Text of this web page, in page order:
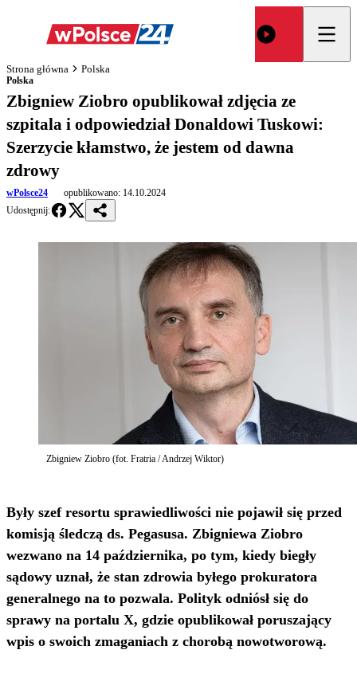
Strona główna Polska
Polska
Zbigniew Ziobro opublikował zdjęcia ze
szpitala i odpowiedział Donaldowi Tuskowi:
Szerzycie kłamstwo, że jestem od dawna
zdrowy
wPolsce24 opublikowano: 14.10.2024
Udostępnij:
Zbigniew Ziobro (fot. Fratria / Andrzej Wiktor)
Były szef resortu sprawiedliwości nie pojawił się przed
komisją śledczą ds. Pegasusa. Zbigniewa Ziobro
wezwano na 14 października, po tym, kiedy biegły
sądowy uznał, że stan zdrowia byłego prokuratora
generalnego na to pozwala. Polityk odniósł się do
sprawy na portalu X, gdzie opublikował poruszający
wpis o swoich zmaganiach z chorobą nowotworową.